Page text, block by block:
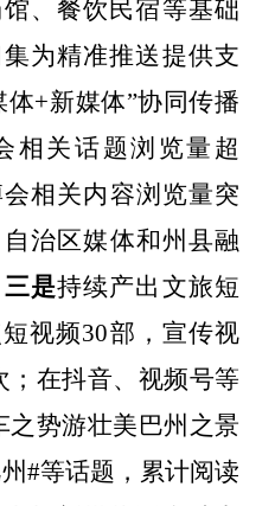
、餐饮民宿等基础
为精准推送提供支
体+新媒体”协同传播
相关话题浏览量超
相关内容浏览量突
治区媒体和州县融
三是持续产出文旅短
视频30部，宣传视
；在抖音、视频号等
之势游壮美巴州之景
#等话题，累计阅读